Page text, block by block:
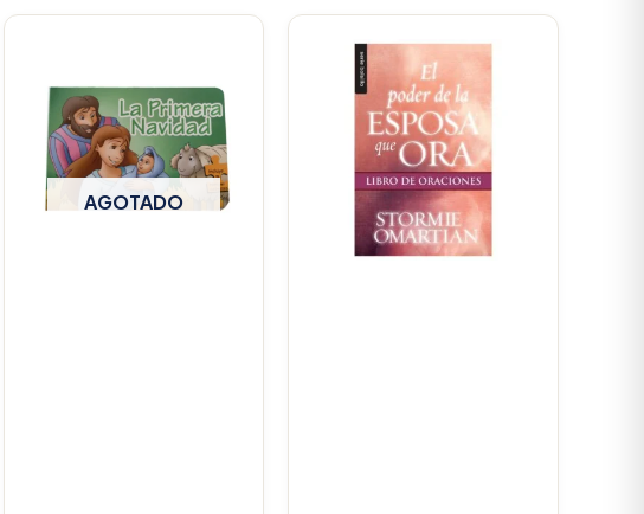
AGOTADO
price
was:
$31.900.
Current